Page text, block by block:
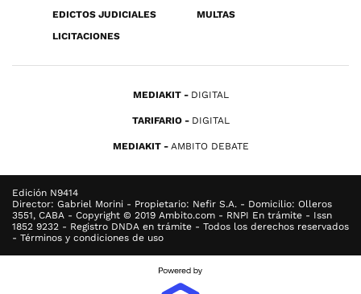
EDICTOS JUDICIALES
MULTAS
LICITACIONES
MEDIAKIT DIGITAL
TARIFARIO DIGITAL
MEDIAKIT AMBITO DEBATE
Edición N9414
Director: Gabriel Morini - Propietario: Nefir S.A. - Domicilio: Olleros
3551, CABA - Copyright © 2019 Ambito.com - RNPI En trámite - Issn
1852 9232 - Registro DNDA en trámite - Todos los derechos reservados
- Términos y condiciones de uso